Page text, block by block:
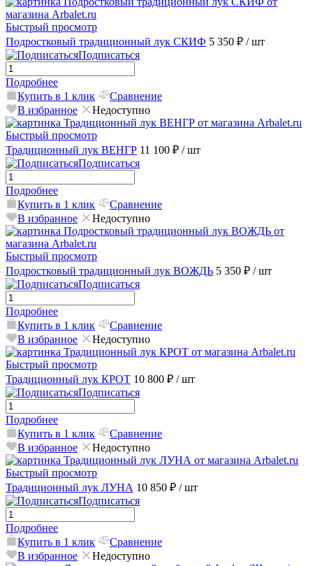
Быстрый просмотр
Подростковый традиционный лук СКИФ 5 350 ₽ / шт
Подписаться
Подробнее
Купить в 1 клик
Сравнение
В избранное
Недоступно
Быстрый просмотр
Традиционный лук ВЕНГР 11 100 ₽ / шт
Подписаться
Подробнее
Купить в 1 клик
Сравнение
В избранное
Недоступно
Быстрый просмотр
Подростковый традиционный лук ВОЖДЬ 5 350 ₽ / шт
Подписаться
Подробнее
Купить в 1 клик
Сравнение
В избранное
Недоступно
Быстрый просмотр
Традиционный лук КРОТ 10 800 ₽ / шт
Подписаться
Подробнее
Купить в 1 клик
Сравнение
В избранное
Недоступно
Быстрый просмотр
Традиционный лук ЛУНА 10 850 ₽ / шт
Подписаться
Подробнее
Купить в 1 клик
Сравнение
В избранное
Недоступно